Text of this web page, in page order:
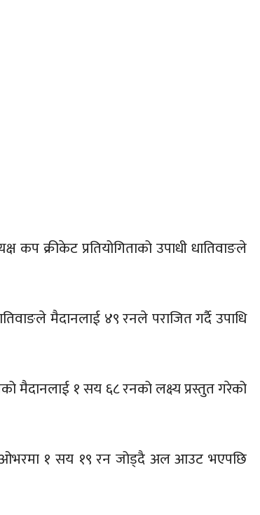
कप क्रीकेट प्रतियोगिताको उपाधी धातिवाङले
मैदानलाई ४९ रनले पराजित गर्दै उपाधि
मैदानलाई १ सय ६८ रनको लक्ष्य प्रस्तुत गरेको
ओभरमा १ सय १९ रन जोड्दै अल आउट भएपछि